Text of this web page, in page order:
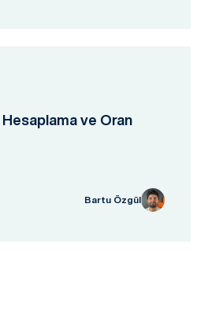
ve Oran
Bartu Özgül